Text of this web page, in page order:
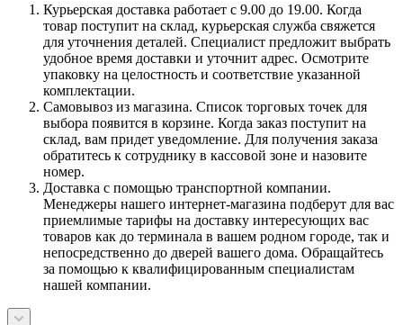
Курьерская доставка работает с 9.00 до 19.00. Когда
товар поступит на склад, курьерская служба свяжется
для уточнения деталей. Специалист предложит выбрать
удобное время доставки и уточнит адрес. Осмотрите
упаковку на целостность и соответствие указанной
комплектации.
Самовывоз из магазина. Список торговых точек для
выбора появится в корзине. Когда заказ поступит на
склад, вам придет уведомление. Для получения заказа
обратитесь к сотруднику в кассовой зоне и назовите
номер.
Доставка с помощью транспортной компании.
Менеджеры нашего интернет-магазина подберут для вас
приемлимые тарифы на доставку интересующих вас
товаров как до терминала в вашем родном городе, так и
непосредственно до дверей вашего дома. Обращайтесь
за помощью к квалифицированным специалистам
нашей компании.